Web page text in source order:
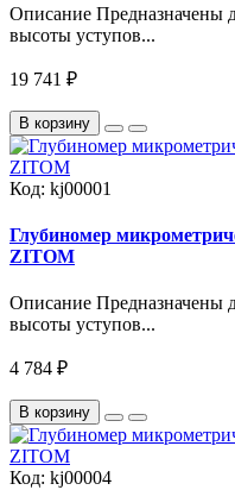
Описание Предназначены
высоты уступов...
19 741 ₽
В корзину
Код: kj00001
Глубиномер
ZITOM
Описание Предназначены
высоты уступов...
4 784 ₽
В корзину
Код: kj00004